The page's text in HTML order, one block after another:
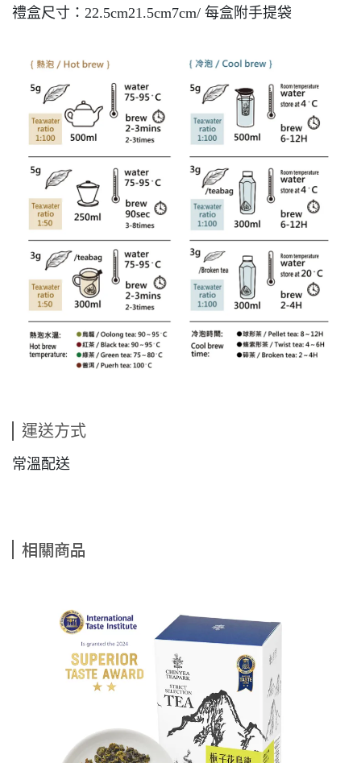
禮盒尺寸：22.5cm21.5cm7cm/ 每盒附手提袋
運送方式
常溫配送
相關商品